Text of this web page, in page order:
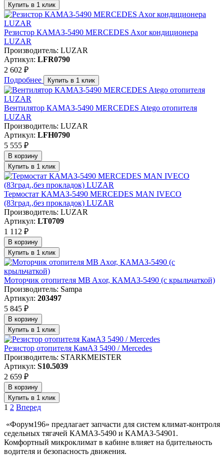
Купить в 1 клик
Резистор КАМАЗ-5490 MERCEDES Axor кондиционера
LUZAR
Производитель: LUZAR
Артикул: LFR0790
2 602 ₽
Подробнее
Купить в 1 клик
Вентилятор КАМАЗ-5490 MERCEDES Atego отопителя
LUZAR
Производитель: LUZAR
Артикул: LFH0790
5 555 ₽
В корзину
Купить в 1 клик
Термостат КАМАЗ-5490 MERCEDES MAN IVECO
(83град.,без прокладок) LUZAR
Производитель: LUZAR
Артикул: LT0709
1 112 ₽
В корзину
Купить в 1 клик
Моторчик отопителя MB Axor, КАМАЗ-5490 (с крыльчаткой)
Производитель: Sampa
Артикул: 203497
5 845 ₽
В корзину
Купить в 1 клик
Резистор отопителя КамАЗ 5490 / Mercedes
Производитель: STARKMEISTER
Артикул: S10.5039
2 659 ₽
В корзину
Купить в 1 клик
1 2 Вперед
«Форум196» предлагает запчасти для систем климат-контроля
седельных тягачей КАМАЗ-5490 и КАМАЗ-54901.
Комфортный микроклимат в кабине влияет на бдительность
водителя и безопасность движения.